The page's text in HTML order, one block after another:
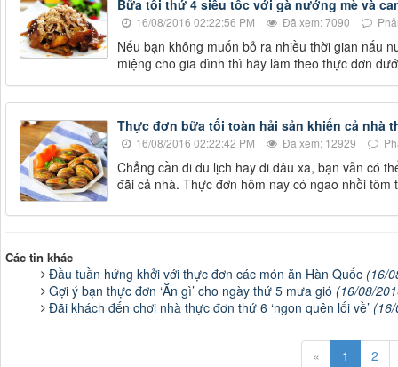
Bữa tối thứ 4 siêu tốc với gà nướng mè và
16/08/2016 02:22:56 PM Đã xem: 7090
Nếu bạn không muốn bỏ ra nhiều thời gian nấu
miệng cho gia đình thì hãy làm theo thực đơn
Thực đơn bữa tối toàn hải sản khiến cả nhà
16/08/2016 02:22:42 PM Đã xem: 12929
Chẳng cần đi du lịch hay đi đâu xa, bạn vẫn có
đãi cả nhà. Thực đơn hôm nay có ngao nhồi
Các tin khác
Đầu tuần hứng khởi với thực đơn các món ăn Hàn Quốc (16/
Gợi ý bạn thực đơn ‘Ăn gì’ cho ngày thứ 5 mưa gió (16/08/
Đãi khách đến chơi nhà thực đơn thứ 6 ‘ngon quên lối về’
« 1 2